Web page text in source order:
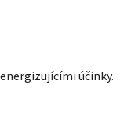
účinky.